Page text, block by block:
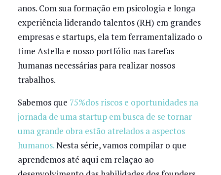
anos. Com sua formação em psicologia e longa
experiência liderando talentos (RH) em grandes
empresas e startups, ela tem ferramentalizado o
time Astella e nosso portfólio nas tarefas
humanas necessárias para realizar nossos
trabalhos.
Sabemos que 75%dos riscos e oportunidades na
jornada de uma startup em busca de se tornar
uma grande obra estão atrelados a aspectos
humanos.Nesta série, vamos compilar o que
aprendemos até aqui em relação ao